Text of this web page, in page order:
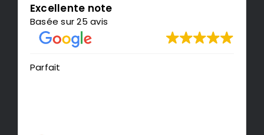
Excellente note
Basée sur 25 avis